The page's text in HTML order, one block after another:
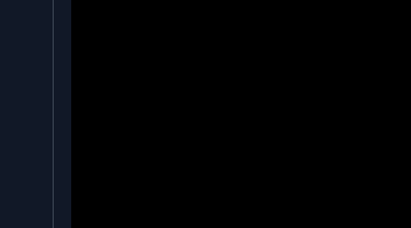
Τα συμπληρώματα ιχθυελαίου και
δεκαετίες. Ωστόσο, δεν είναι όλα τα
του σωστού συμπληρώματος
Πολλά προϊόντα ωμέγα-3 ιχθυελαίου
ιχθυέλαιο, αλλά το έλαιο είναι κακής
DHA (αυτό καθιστά το προϊόν